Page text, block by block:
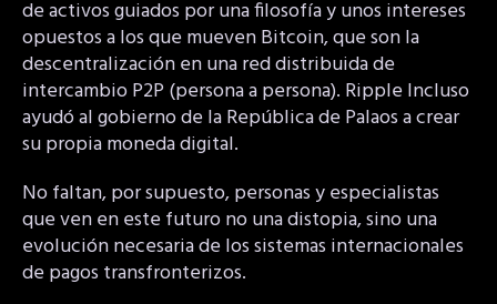
de activos guiados por una filosofía y unos intereses
opuestos a los que mueven Bitcoin, que son la
descentralización en una red distribuida de
intercambio P2P (persona a persona). Ripple Incluso
ayudó al gobierno de la República de Palaos a crear
su propia moneda digital.
No faltan, por supuesto, personas y especialistas
que ven en este futuro no una distopia, sino una
evolución necesaria de los sistemas internacionales
de pagos transfronterizos.